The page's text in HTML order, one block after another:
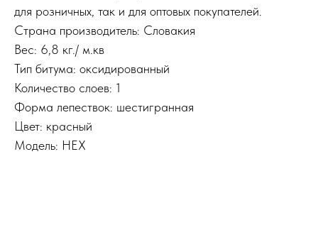
для розничных, так и для оптовых покупателей.
Страна производитель: Словакия
Вес: 6,8 кг./ м.кв
Тип битума: оксидированный
Количество слоев: 1
Форма лепествок: шестигранная
Цвет: красный
Модель: HEX